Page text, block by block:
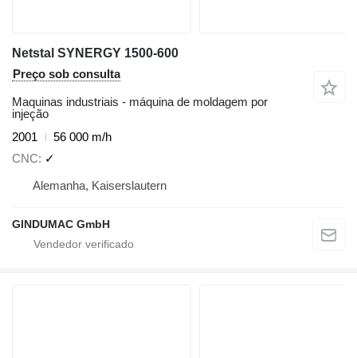
Netstal SYNERGY 1500-600
Preço sob consulta
Maquinas industriais - máquina de moldagem por
injeção
2001
56 000 m/h
CNC
✓
Alemanha, Kaiserslautern
GINDUMAC GmbH